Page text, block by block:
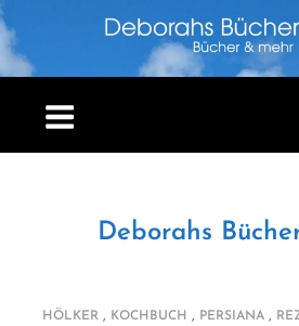
Skip
to
content
Deborahs
HÖLKER , KOCHBUCH , PERSIANA ,